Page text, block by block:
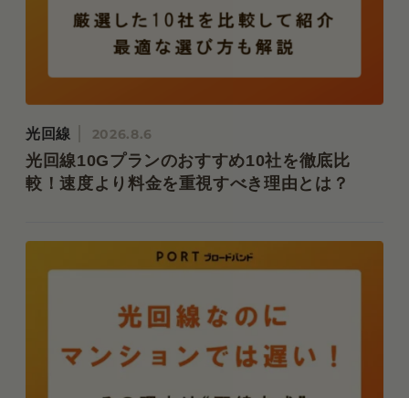
光回線 2026.8.6
光回線10Gプランのおすすめ10社を徹底比
較！速度より料金を重視すべき理由とは？